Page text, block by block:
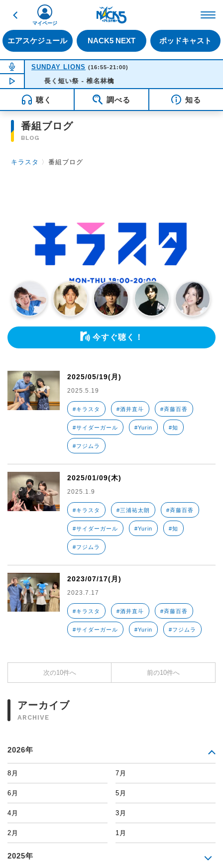
戻る
エアスケジュール NACK5 NEXT ポッドキャスト
マイページ
NOW ON AIR
SUNDAY LIONS (16:55-21:00)
NOW PLAYING16:35
長く短い祭 - 椎名林檎
聴く 調べる 知る
番組ブログ
BLOG
キラスタ 〉番組ブログ
今すぐ聴く！
2025/05/19(月)
2025.5.19
#キラスタ #酒井直斗 #斉藤百香
#サイダーガール #Yurin #知
#フジムラ
2025/01/09(木)
2025.1.9
#キラスタ #三浦祐太朗 #斉藤百香
#サイダーガール #Yurin #知
#フジムラ
2023/07/17(月)
2023.7.17
#キラスタ #酒井直斗 #斉藤百香
#サイダーガール #Yurin #フジムラ
次の10件へ 前の10件へ
アーカイブ
ARCHIVE
2026年
8月 7月
6月 5月
4月 3月
2月 1月
2025年